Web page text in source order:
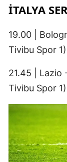
İTALYA
19.00 |
Tivibu Spor 1)
21.45 | Lazio
Tivibu Spor 1)